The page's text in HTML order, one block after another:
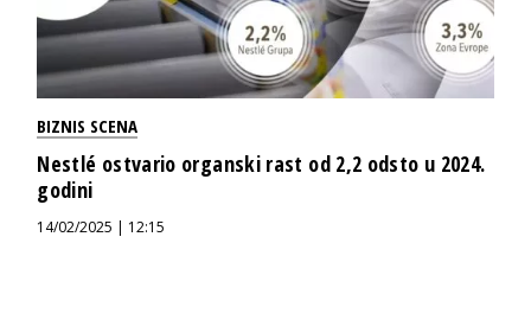
BIZNIS SCENA
Nestlé ostvario organski rast od 2,2 odsto u 2024.
godini
14/02/2025 | 12:15